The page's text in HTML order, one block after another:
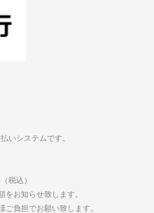
いシステムです。
税込）
お知らせ致します。
負担でお願い致します。